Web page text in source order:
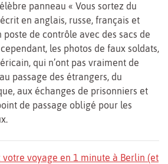
panneau « Vous sortez du
en anglais, russe, français et
poste de contrôle avec des sacs de
les photos de faux soldats,
qui n’ont pas vraiment de
passage des étrangers, du
aux échanges de prisonniers et
de passage obligé pour les
votre voyage en 1 minute à Berlin (et